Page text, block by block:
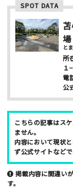
ニックネーム （
性別
男性
年齢
10代
SPOT DATA
場
と
所
１
電
公
こちらの記事はス
ません。
内容において現状
ず公式サイトなど
掲載内容に間違い
す。